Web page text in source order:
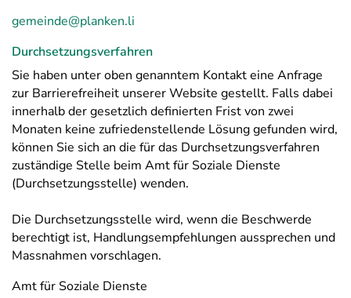
gemeinde@planken.li
Durchsetzungsverfahren
Sie haben unter oben genanntem Kontakt eine Anfrage
zur Barrierefreiheit unserer Website gestellt. Falls dabei
innerhalb der gesetzlich definierten Frist von zwei
Monaten keine zufriedenstellende Lösung gefunden wird,
können Sie sich an die für das Durchsetzungsverfahren
zuständige Stelle beim Amt für Soziale Dienste
(Durchsetzungsstelle) wenden.
Die Durchsetzungsstelle wird, wenn die Beschwerde
berechtigt ist, Handlungsempfehlungen aussprechen und
Massnahmen vorschlagen.
Amt für Soziale Dienste